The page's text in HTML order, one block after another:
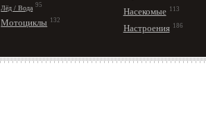
Лёд / Вода 95
Мотоциклы 132
Насекомые 113
Настроения 186